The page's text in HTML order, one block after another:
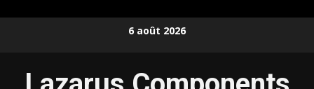
6 août 2026